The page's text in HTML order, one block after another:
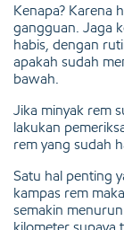
Kenapa? Karena
gangguan. Jaga
habis, dengan
apakah sudah
bawah.
Jika minyak rem
lakukan
rem yang sudah
Satu hal penting
kampas rem
semakin
kilometer supaya